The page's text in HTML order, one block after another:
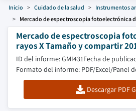
Inicio Cuidado de la salud Instrumentos
Mercado de espectroscopia fotoelectrónica
Mercado de espectroscopia
rayos X Tamaño y compartir
ID del informe: GMI431Fecha de
Formato del informe: PDF/Excel/Panel
Descargar PDF